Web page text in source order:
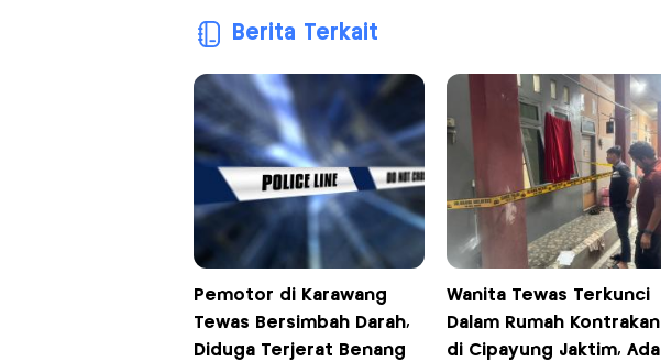
Berita Terkait
Pemotor di Karawang
Tewas Bersimbah Darah,
Diduga Terjerat Benang
Wanita Tewas Terkunci
Dalam Rumah Kontrakan
di Cipayung Jaktim, Ada